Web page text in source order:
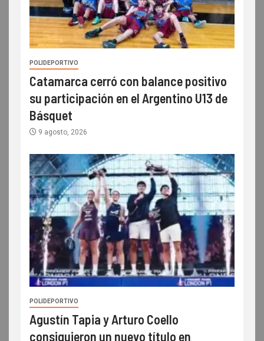
POLIDEPORTIVO
Catamarca cerró con balance positivo
su participación en el Argentino U13 de
Básquet
9 agosto, 2026
POLIDEPORTIVO
Agustín Tapia y Arturo Coello
consiguieron un nuevo título en